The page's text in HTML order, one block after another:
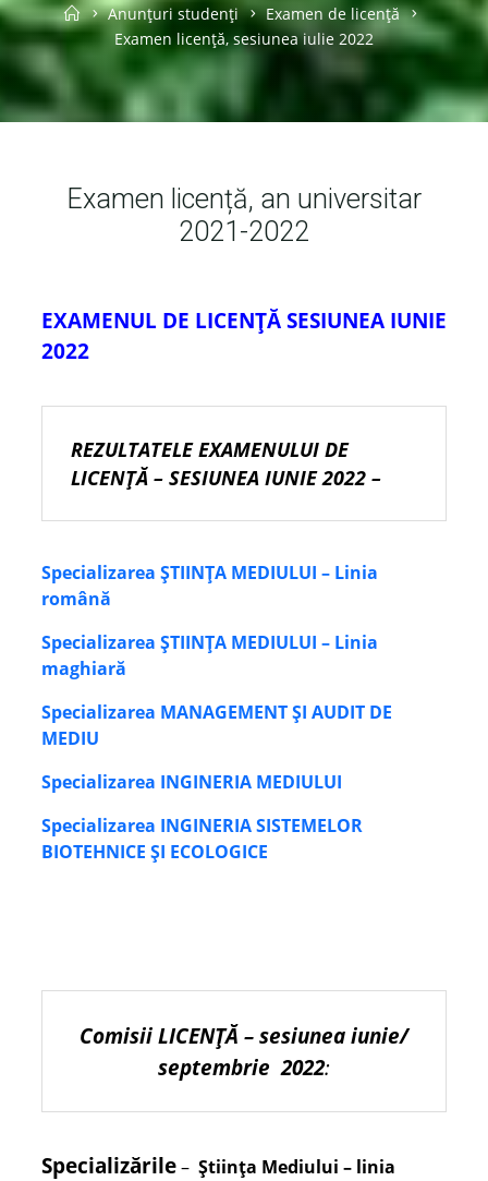
HomeAnunțuri studenți
Examen de licență
Examen licență, sesiunea iulie 2022
Examen licență, an universitar
2021-2022
EXAMENUL DE LICENȚĂ SESIUNEA IUNIE
2022
REZULTATELE EXAMENULUI DE
LICENŢĂ – SESIUNEA IUNIE 2022 –
Specializarea ȘTIINȚA MEDIULUI – Linia
română
Specializarea ȘTIINȚA MEDIULUI – Linia
maghiară
Specializarea MANAGEMENT ȘI AUDIT DE
MEDIU
Specializarea INGINERIA MEDIULUI
Specializarea INGINERIA SISTEMELOR
BIOTEHNICE ȘI ECOLOGICE
Comisii LICENŢĂ – sesiunea iunie/
septembrie 2022:
Specializările– Știința Mediului – linia